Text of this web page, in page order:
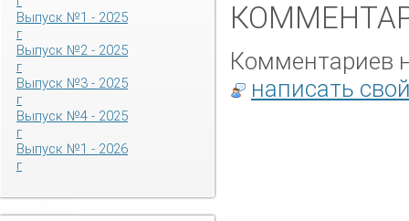
Выпуск №1 - 2025
г
Выпуск №2 - 2025
г
Выпуск №3 - 2025
г
Выпуск №4 - 2025
г
Выпуск №1 - 2026
г
Комментариев
написать